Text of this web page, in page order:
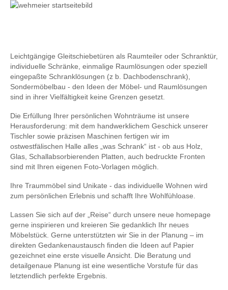
Leichtgängige Gleitschiebetüren als Raumteiler oder Schranktür,
individuelle Schränke, einmalige Raumlösungen oder speziell
eingepaßte Schranklösungen (z b. Dachbodenschrank),
Sondermöbelbau - den Ideen der Möbel- und Raumlösungen
sind in ihrer Vielfältigkeit keine Grenzen gesetzt.
Die Erfüllung Ihrer persönlichen Wohnträume ist unsere
Herausforderung: mit dem handwerklichem Geschick unserer
Tischler sowie präzisen Maschinen fertigen wir im
ostwestfälischen Halle alles „was Schrank“ ist - ob aus Holz,
Glas, Schallabsorbierenden Platten, auch bedruckte Fronten
sind mit Ihren eigenen Foto-Vorlagen möglich.
Ihre Traummöbel sind Unikate - das individuelle Wohnen wird
zum persönlichen Erlebnis und schafft Ihre Wohlfühloase.
Lassen Sie sich auf der „Reise“ durch unsere neue homepage
gerne inspirieren und kreieren Sie gedanklich Ihr neues
Möbelstück. Gerne unterstützten wir Sie in der Planung – im
direkten Gedankenaustausch finden die Ideen auf Papier
gezeichnet eine erste visuelle Ansicht. Die Beratung und
detailgenaue Planung ist eine wesentliche Vorstufe für das
letztendlich perfekte Ergebnis.